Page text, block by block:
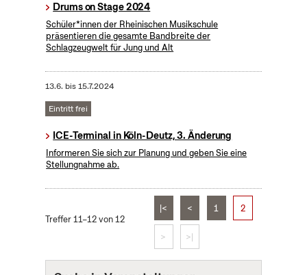
Drums on Stage 2024
Schüler*innen der Rheinischen Musikschule
präsentieren die gesamte Bandbreite der
Schlagzeugwelt für Jung und Alt
13.6. bis15.7.2024
Eintritt frei
ICE-Terminal in Köln-Deutz, 3. Änderung
Informeren Sie sich zur Planung und geben Sie eine
Stellungnahme ab.
Treffer 11–12 von 12
|< < 1 2
> >|